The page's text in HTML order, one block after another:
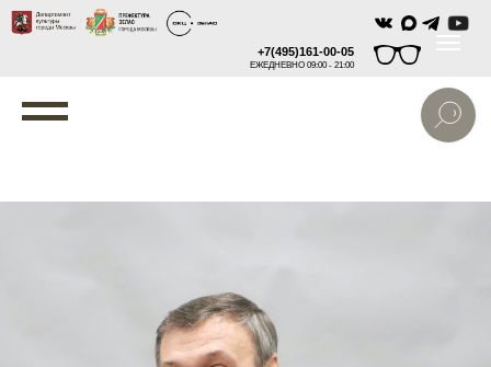
+7(495)161-00-05
ЕЖЕДНЕВНО 09:00 - 21:00